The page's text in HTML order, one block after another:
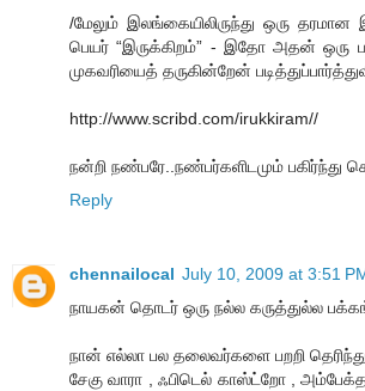
/மேலும் இலங்கையிலிருந்து ஒரு தரமான
பெயர் “இருக்கிறம்” - இதோ அதன் ஒரு
முகவரியைத் தருகின்றேன்
http://www.scribd.com/irukkiram//
நன்றி நண்பரே..நண்பர்களிடமும் பகிர்ந்து
Reply
chennailocal July 10, 2009 at 3:51
நாயகன் தொடர் ஒரு நல்ல கருத்துல்ல
நான் எல்லா பல தலைவர்களை பறறி
சேகு வாரா , ஃபிடெல் காஸ்ட்றோ ,